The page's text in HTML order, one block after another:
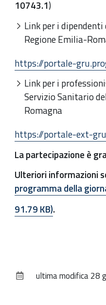
10743.1)
Link per i
Regione Emilia-
https://portale-
Link per i
Servizio Sanitario
Romagna
https://portale-ext-
La partecipazione è
Ulteriori informazioni
programma della
91.79 KB).
documentoultima modifica28